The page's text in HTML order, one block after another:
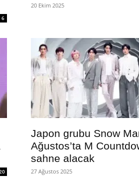
6
20 Ekim 2025
Japon grubu Snow
Ağustos’ta M
sahne alacak
27 Ağustos 2025